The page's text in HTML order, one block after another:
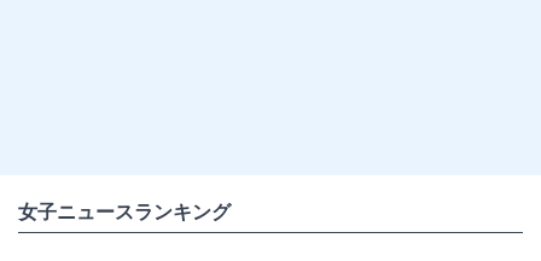
女子ニュースランキング